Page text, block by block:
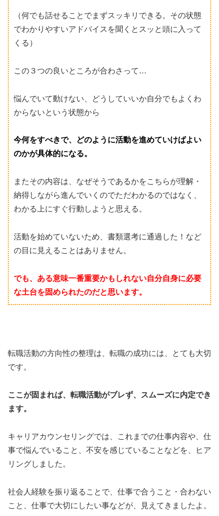
（何でも話せることでまずスッキリできる。その状態
でわかりやすいアドバイスを聞くとスッと頭に入って
くる）
この３つの良いところが合わさって…
悩んでいて動けない、どうしていいか自分でもよくわ
からないという状態から
今何をすべきで、どのように活動を進めていけばよい
のかが具体的になる。
またその内容は、なぜそうであるかをこちらが理解・
納得しながら進んでいくのでただわかるのではなく、
わかる上にすぐ行動しようと思える。
活動を始めていないため、書類選考に通過した！など
の目に見えることはありません。
でも、ある意味一番重要かもしれない自分自身に必要
な土台を固められたのだと思います。
転職活動の方向性の整理は、転職の成功には、とても大切
です。
ここが固まれば、転職活動がブレず、スムーズに内定でき
ます。
キャリアカウンセリングでは、これまでの仕事内容や、仕
事で悩んでいること、不安を感じていることなどを、ヒア
リングしました。
社会人経験を振り返ることで、仕事で合うこと・合わない
こと、仕事で大切にしたい事などが、見えてきましたよ。